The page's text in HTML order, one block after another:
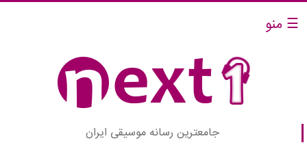
☰ منو
جامعترین رسانه موسیقی ایران